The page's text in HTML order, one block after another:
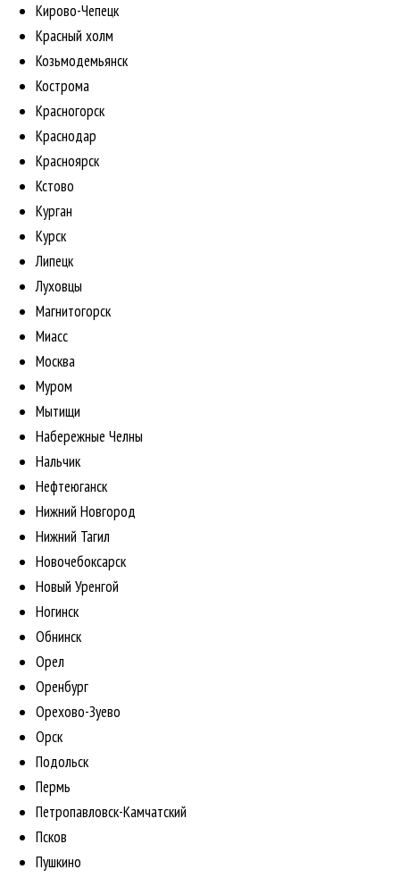
Кирово-Чепецк
Красный холм
Козьмодемьянск
Кострома
Красногорск
Краснодар
Красноярск
Кстово
Курган
Курск
Липецк
Луховцы
Магнитогорск
Миасс
Москва
Муром
Мытищи
Набережные Челны
Нальчик
Нефтеюганск
Нижний Новгород
Нижний Тагил
Новочебоксарск
Новый Уренгой
Ногинск
Обнинск
Орел
Оренбург
Орехово-Зуево
Орск
Подольск
Пермь
Петропавловск-Камчатский
Псков
Пушкино